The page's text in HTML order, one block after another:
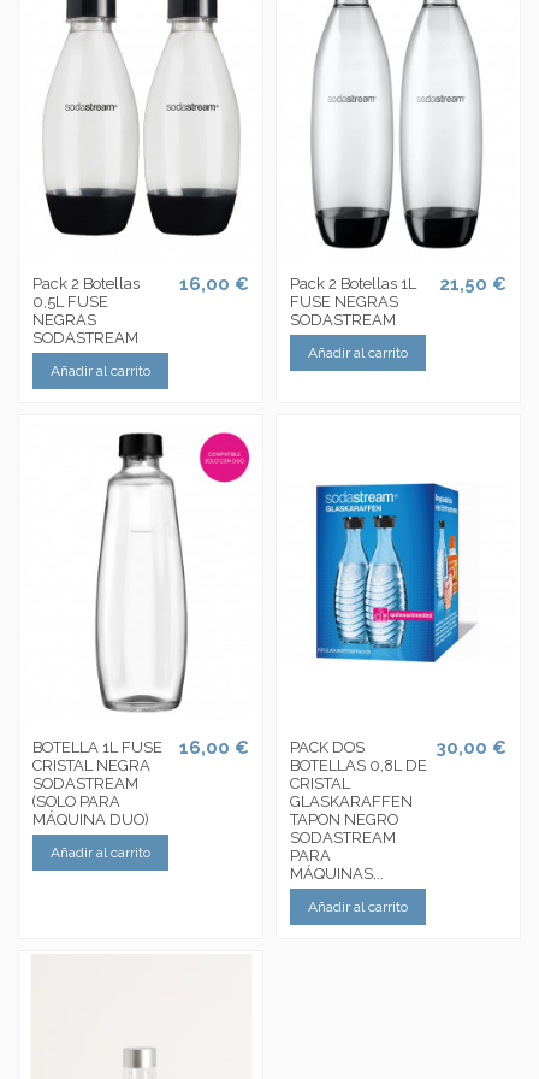
Pack 2 Botellas
0,5L FUSE
NEGRAS
SODASTREAM
16,00 €
Añadir al carrito
Pack 2 Botellas 1L
FUSE NEGRAS
SODASTREAM
21,50 €
Añadir al carrito
BOTELLA 1L FUSE
CRISTAL NEGRA
SODASTREAM
(SOLO PARA
MÁQUINA DUO)
16,00 €
Añadir al carrito
PACK DOS
BOTELLAS 0,8L DE
CRISTAL
GLASKARAFFEN
TAPON NEGRO
SODASTREAM
PARA
MÁQUINAS...
30,00 €
Añadir al carrito